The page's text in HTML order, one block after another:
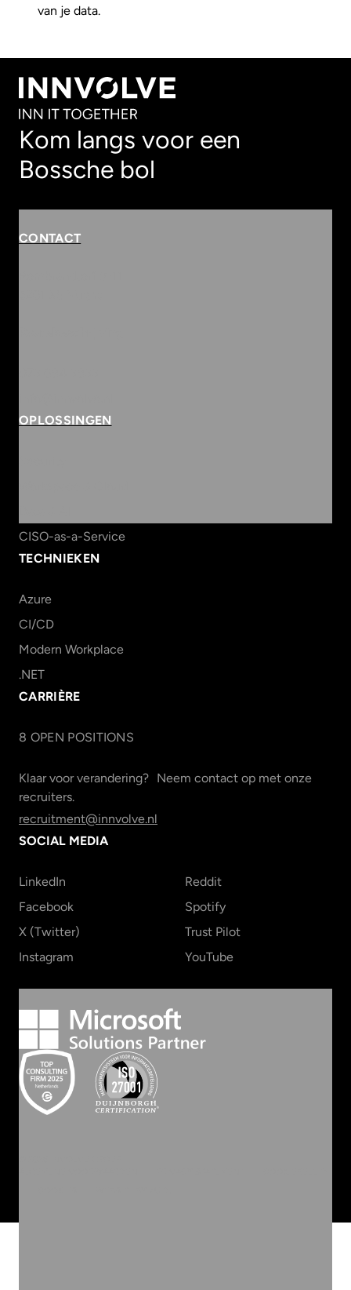
van je data.
Kom langs voor een
Bossche bol
CONTACT
OPLOSSINGEN
CISO-as-a-Service
TECHNIEKEN
Azure
CI/CD
Modern Workplace
.NET
CARRIÈRE
8 OPEN POSITIONS
Klaar voor verandering? Neem contact op met onze
recruiters.
recruitment@innvolve.nl
SOCIAL MEDIA
LinkedIn
Facebook
X (Twitter)
Instagram
Reddit
Spotify
Trust Pilot
YouTube